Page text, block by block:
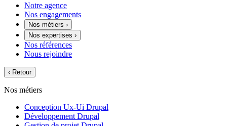
Notre agence
Nos engagements
Nos métiers ›
Nos expertises ›
Nos références
Nous rejoindre
‹ Retour
Nos métiers
Conception Ux-Ui Drupal
Développement Drupal